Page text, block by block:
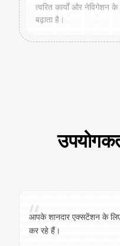
त्वरित कार्यों और नेविगेशन के
बढ़ाता है।
“
आपके शानदार एक्सटेंशन के
कर रहे हैं।